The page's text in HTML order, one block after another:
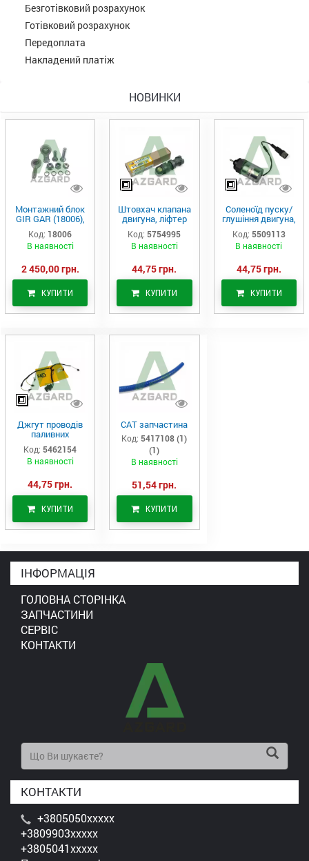
Безготівковий розрахунок
Готівковий розрахунок
Передоплата
Накладений платіж
НОВИНКИ
Монтажний блок
GIR GAR (18006),
Аналог
Код: 18006
В наявності
2 450,00 грн.
КУПИТИ
Штовхач клапана
двигуна, ліфтер
(575-4995)
Код: 5754995
В наявності
44,75 грн.
КУПИТИ
Соленоїд пуску/
глушіння двигуна,
актуатор (550-
9113)
Код: 5509113
В наявності
44,75 грн.
КУПИТИ
Джгут проводів
паливних
форсунок CAT
C7/C9 (546-2154)
Код: 5462154
В наявності
44,75 грн.
КУПИТИ
САТ запчастина
Код: 5417108 (1)
(1)
В наявності
51,54 грн.
КУПИТИ
ІНФОРМАЦІЯ
ГОЛОВНА СТОРІНКА
ЗАПЧАСТИНИ
СЕРВІС
КОНТАКТИ
КОНТАКТИ
+3805050xxxxx
+3809903xxxxx
+3805041xxxxx